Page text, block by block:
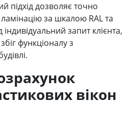
підхід дозволяє точно
за шкалою RAL та
індивідуальний запит клієнта,
функціоналу з
вікон